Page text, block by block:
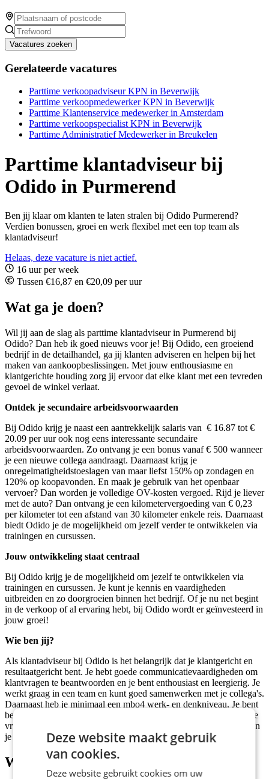
Vacatures zoeken
Gerelateerde vacatures
Parttime verkoopadviseur KPN in Beverwijk
Parttime verkoopmedewerker KPN in Beverwijk
Parttime Klantenservice medewerker in Amsterdam
Parttime verkoopspecialist KPN in Beverwijk
Parttime Administratief Medewerker in Breukelen
Parttime klantadviseur bij
Odido in Purmerend
Ben jij klaar om klanten te laten stralen bij Odido Purmerend?
Verdien bonussen, groei en werk flexibel met een top team als
klantadviseur!
Helaas, deze vacature is niet actief.
16 uur per week
Tussen €16,87 en €20,09 per uur
Wat ga je doen?
Wil jij aan de slag als parttime klantadviseur in Purmerend bij
Odido? Dan heb ik goed nieuws voor je! Bij Odido, een groeiend
bedrijf in de detailhandel, ga jij klanten adviseren en helpen bij het
maken van aankoopbeslissingen. Met jouw enthousiasme en
klantgerichte houding zorg jij ervoor dat elke klant met een tevreden
gevoel de winkel verlaat.
Ontdek je secundaire arbeidsvoorwaarden
Bij Odido krijg je naast een aantrekkelijk salaris van € 16.87 tot €
20.09 per uur ook nog eens interessante secundaire
arbeidsvoorwaarden. Zo ontvang je een bonus vanaf € 500 wanneer
je een nieuwe collega aandraagt. Daarnaast krijg je
onregelmatigheidstoeslagen van maar liefst 150% op zondagen en
120% op koopavonden. En maak je gebruik van het openbaar
vervoer? Dan worden je volledige OV-kosten vergoed. Rijd je liever
met de auto? Dan ontvang je een kilometervergoeding van € 0,23
per kilometer tot een afstand van 30 kilometer enkele reis. Daarnaast
biedt Odido je de mogelijkheid om jezelf verder te ontwikkelen via
trainingen en cursussen.
Jouw ontwikkeling staat centraal
Bij Odido krijg je de mogelijkheid om jezelf te ontwikkelen via
trainingen en cursussen. Je kunt je kennis en vaardigheden
uitbreiden en zo doorgroeien binnen het bedrijf. Of je nu net begint
in de verkoop of al ervaring hebt, bij Odido wordt er geïnvesteerd in
jouw groei!
Wie ben jij?
Als klantadviseur bij Odido is het belangrijk dat je klantgericht en
resultaatgericht bent. Je hebt goede communicatievaardigheden om
klantvragen te beantwoorden en je bent enthousiast en leergierig. Je
werkt graag in een team en kunt goed samenwerken met je collega's.
Daarnaast heb je minimaal een mbo4 werk- en denkniveau. Je bent
beschikbaar om in ieder geval
te werken en kunt vast op de
vrijdag, zaterdag en een andere dag doordeweeks werken. Ook ben
je voor een jaar of langer beschikbaar.
Wat wij bieden
Deze website maakt gebruik
van cookies.
Deze website gebruikt cookies om uw